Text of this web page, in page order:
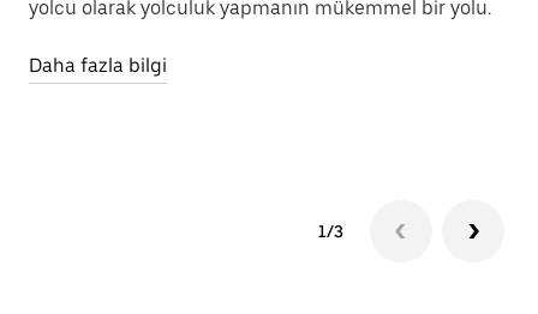
yolcu olarak yolculuk yapmanın mükemmel bir yolu.
Daha fazla bilgi
1/3